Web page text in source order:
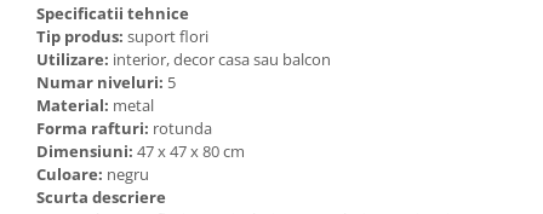
Specificatii tehnice
Tip produs: suport flori
Utilizare: interior, decor casa sau balcon
Numar niveluri: 5
Material: metal
Forma rafturi: rotunda
Dimensiuni: 47 x 47 x 80 cm
Culoare: negru
Scurta descriere